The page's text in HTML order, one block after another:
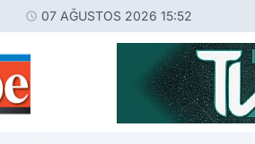
07 AĞUSTOS 2026 15:52